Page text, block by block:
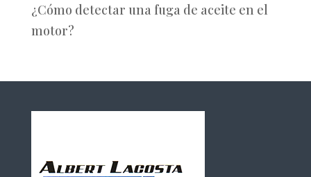
¿Cómo detectar una fuga de aceite en el
motor?